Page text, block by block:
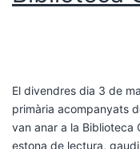
El divendres dia 3 de
primària acompanyats
van anar a la Biblioteca
estona de lectura,